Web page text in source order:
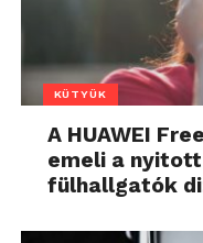
KÜTYÜK
A HUAWEI
emeli a
fülhallgatók